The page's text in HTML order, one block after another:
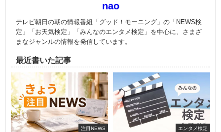
nao
テレビ朝日の朝の情報番組「グッド！モーニング」の「NEWS検
定」「お天気検定」「みんなのエンタメ検定」を中心に、さまざ
まなジャンルの情報を発信しています。
最近書いた記事
注目NEWS エンタメ検定